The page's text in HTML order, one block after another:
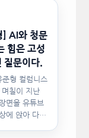
] AI와 청문
힘은 고성
질문이다.
준형 컬럼니스
칠이 지난
면을 유튜브
에 앉아 다른